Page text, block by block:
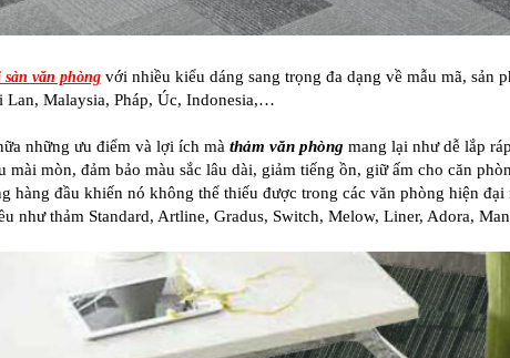
văn phòngvới nhiều kiểu dáng sang trọng đa dạng về mẫu mã, sản
Lan, Malaysia, Pháp, Úc, Indonesia,…
những ưu điểm và lợi ích mà thảm văn phòng mang lại như dễ lắp
mài mòn, đảm bảo màu sắc lâu dài, giảm tiếng ồn, giữ ấm cho căn
hàng đầu khiến nó không thể thiếu được trong các văn phòng hiện đại
như thảm Standard, Artline, Gradus, Switch, Melow, Liner, Adora,